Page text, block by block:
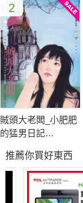
2
賊頭大老闆_小肥肥
的猛男日記
版》
推薦你買好東西